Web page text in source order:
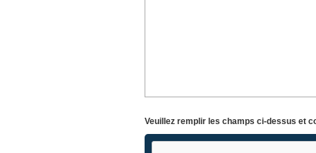
Veuillez remplir les champs ci-dessus et